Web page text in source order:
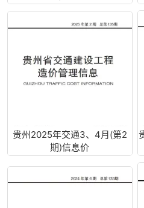
贵州2025年交通3、4月(第2
期)信息价